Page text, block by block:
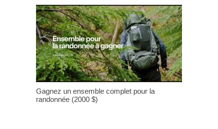
Gagnez un ensemble complet pour la
randonnée (2000 $)